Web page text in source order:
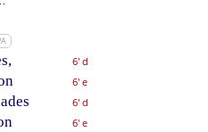
6' d
6' e
6' d
6' e